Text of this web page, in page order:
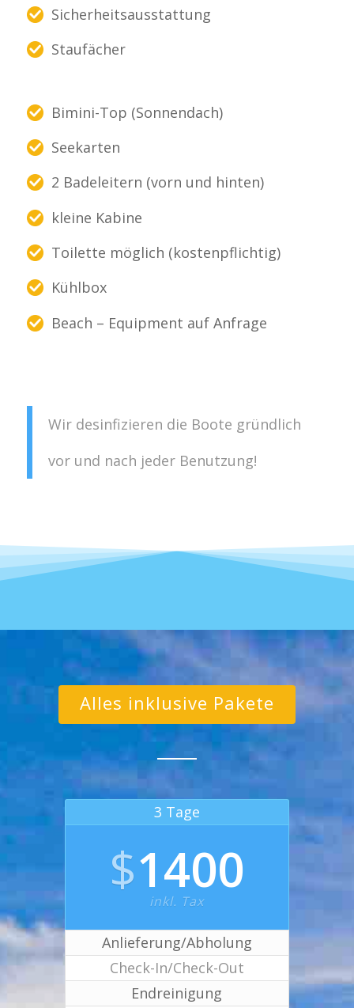
Sicherheitsausstattung
Staufächer
Bimini-Top (Sonnendach)
Seekarten
2 Badeleitern (vorn und hinten)
kleine Kabine
Toilette möglich (kostenpflichtig)
Kühlbox
Beach – Equipment auf Anfrage
Wir desinfizieren die Boote gründlich
vor und nach jeder Benutzung!
Alles inklusive Pakete
3 Tage
$1400
inkl. Tax
Anlieferung/Abholung
Check-In/Check-Out
Endreinigung